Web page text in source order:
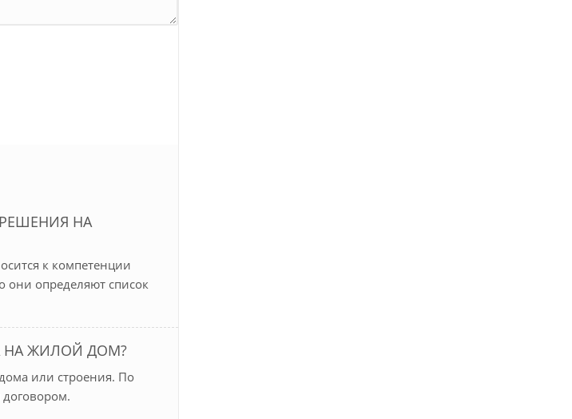
НА
к компетенции
они определяют список
НА ЖИЛОЙ ДОМ?
или строения. По